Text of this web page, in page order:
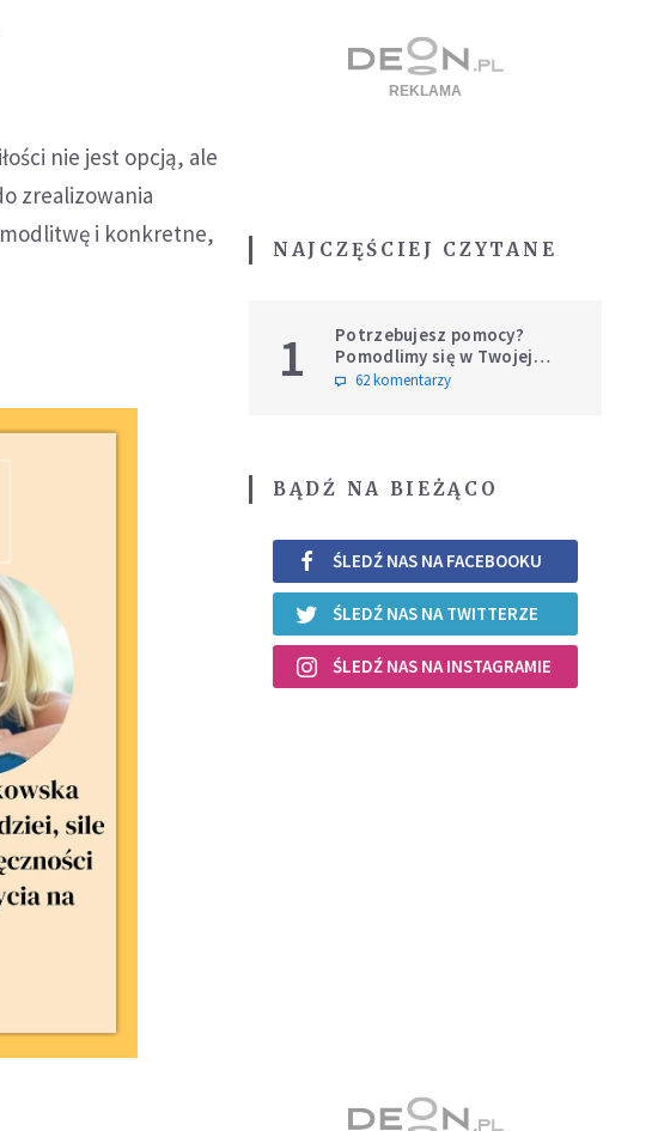
nie jest opcją, ale
zrealizowania
i konkretne,
NAJCZĘŚCIEJ CZYTANE
1
Potrzebujesz pomocy?
Pomodlimy się w Twojej
intencji
62 komentarzy
BĄDŹ NA BIEŻĄCO
ŚLEDŹ NAS NA FACEBOOKU
ŚLEDŹ NAS NA TWITTERZE
ŚLEDŹ NAS NA INSTAGRAMIE